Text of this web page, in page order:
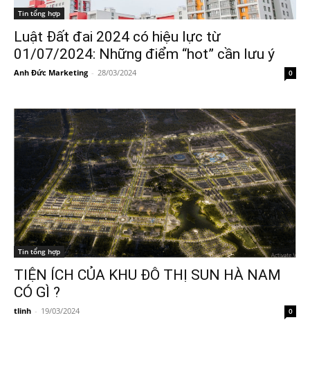
Tin tổng hợp
Luật Đất đai 2024 có hiệu lực từ
01/07/2024: Những điểm “hot” cần lưu ý
Anh Đức Marketing - 28/03/2024 0
Tin tổng hợp
TIỆN ÍCH CỦA KHU ĐÔ THỊ SUN HÀ NAM
CÓ GÌ ?
tlinh - 19/03/2024 0